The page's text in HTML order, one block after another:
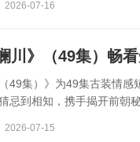
2026-07-16
川》（49集）畅
（49集）》为49集古装情
忌到相知，携手揭开前朝
2026-07-15